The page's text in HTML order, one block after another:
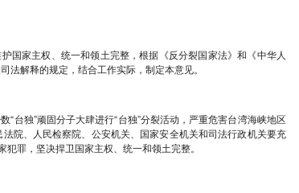
院、人民检察院、公安厅（局）、国家安
院生产建设兵团分院、新疆生产建设兵团人
家、煽动分裂国家犯罪，切实维护国家主
和国刑事诉讼法》等法律以及相关司法解
联合制定了《关于依法惩治“台独”顽固分